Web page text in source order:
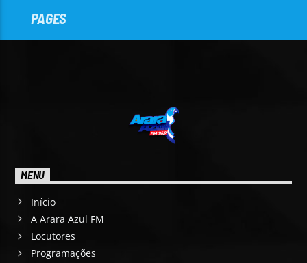
PAGES
MENU
Início
A Arara Azul FM
Locutores
Programações